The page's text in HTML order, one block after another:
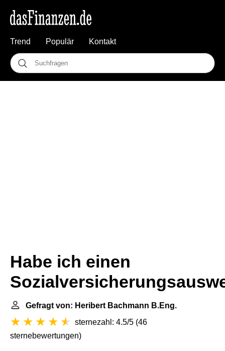
Trend Populär Kontakt
Habe ich einen
Gefragt von: Heribert Bachmann B.Eng.
sternezahl: 4.5/5 (46
sternebewertungen)